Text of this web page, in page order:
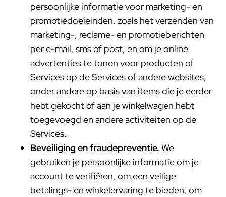
persoonlijke informatie voor marketing- en
promotiedoeleinden, zoals het verzenden van
marketing-, reclame- en promotieberichten
per e-mail, sms of post, en om je online
advertenties te tonen voor producten of
Services op de Services of andere websites,
onder andere op basis van items die je eerder
hebt gekocht of aan je winkelwagen hebt
toegevoegd en andere activiteiten op de
Services.
Beveiliging en fraudepreventie. We
gebruiken je persoonlijke informatie om je
account te verifiëren, om een veilige
betalings- en winkelervaring te bieden, om